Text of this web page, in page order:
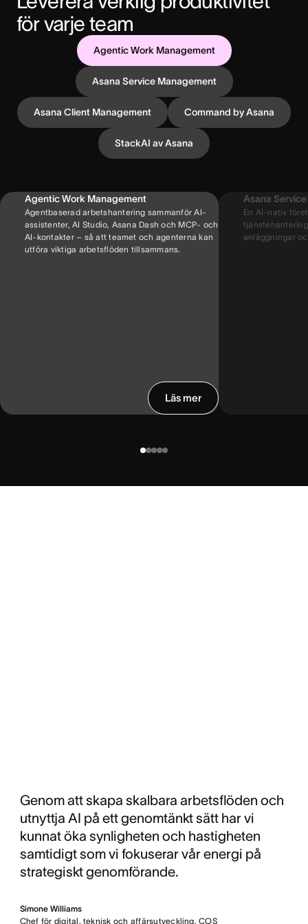
för varje team
Agentic Work Management
Asana Service Management
Asana Client Management Command by Asana
StackAI av Asana
Agentic Work Management
Agentbaserad arbetshantering sammanför AI-
assistenter, AI Studio, Asana Dash och MCP- och
AI-kontakter – så att teamet och agenterna kan
utföra viktiga arbetsflöden tillsammans.
Läs mer
Asana
En AI-nativ
anläggningar
Genom att skapa skalbara arbetsflöden och
utnyttja AI på ett genomtänkt sätt har vi
kunnat öka synligheten och hastigheten
samtidigt som vi fokuserar vår energi på
strategiskt genomförande.
Simone Williams
Chef för digital, teknisk och affärsutveckling, COS